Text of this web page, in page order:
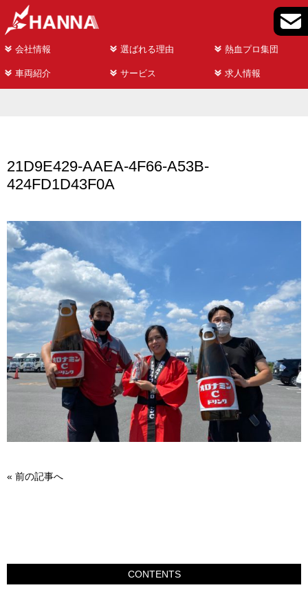
会社情報 選ばれる理由 熱血プロ集団
車両紹介 サービス 求人情報
21D9E429-AAEA-4F66-A53B-
424FD1D43F0A
« 前の記事へ
CONTENTS